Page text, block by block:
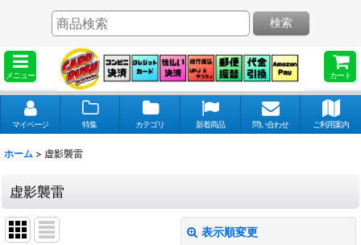
メニュー カート
検索
マイページ 特集 カテゴリ 新着商品 問い合わせ ご利用案内
ホーム > 虚影襲雷
虚影襲雷
表示順変更